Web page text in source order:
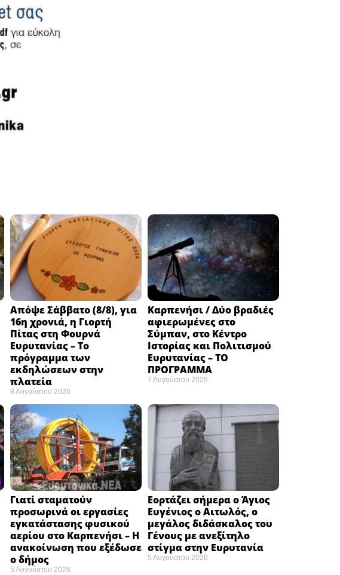
Απόψε Σάββατο (8/8), για
16η χρονιά, η Γιορτή
Πίτας στη Φουρνά
Ευρυτανίας – Το
πρόγραμμα των
εκδηλώσεων στην
πλατεία
8 Αυγούστου 2026
Καρπενήσι / Δύο βραδιές
αφιερωμένες στο
Σύμπαν, στο Κέντρο
Ιστορίας και Πολιτισμού
Ευρυτανίας – ΤΟ
ΠΡΟΓΡΑΜΜΑ
7 Αυγούστου 2026
Γιατί σταματούν
προσωρινά οι εργασίες
εγκατάστασης φυσικού
αερίου στο Καρπενήσι – Η
ανακοίνωση που εξέδωσε
ο δήμος
5 Αυγούστου 2026
Εορτάζει σήμερα ο Άγιος
Ευγένιος ο Αιτωλός, ο
μεγάλος διδάσκαλος του
Γένους με ανεξίτηλο
στίγμα στην Ευρυτανία
5 Αυγούστου 2026